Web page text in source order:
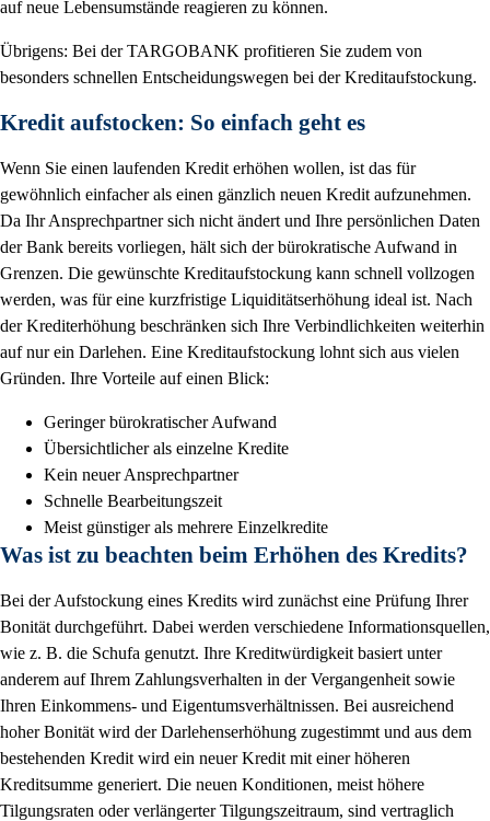
auf neue Lebensumstände reagieren zu können.
Übrigens: Bei der TARGOBANK profitieren Sie zudem von
besonders schnellen Entscheidungswegen bei der Kreditaufstockung.
Kredit aufstocken: So einfach geht es
Wenn Sie einen laufenden Kredit erhöhen wollen, ist das für
gewöhnlich einfacher als einen gänzlich neuen Kredit aufzunehmen.
Da Ihr Ansprechpartner sich nicht ändert und Ihre persönlichen Daten
der Bank bereits vorliegen, hält sich der bürokratische Aufwand in
Grenzen. Die gewünschte Kreditaufstockung kann schnell vollzogen
werden, was für eine kurzfristige Liquiditätserhöhung ideal ist. Nach
der Krediterhöhung beschränken sich Ihre Verbindlichkeiten weiterhin
auf nur ein Darlehen. Eine Kreditaufstockung lohnt sich aus vielen
Gründen. Ihre Vorteile auf einen Blick:
Geringer bürokratischer Aufwand
Übersichtlicher als einzelne Kredite
Kein neuer Ansprechpartner
Schnelle Bearbeitungszeit
Meist günstiger als mehrere Einzelkredite
Was ist zu beachten beim Erhöhen des Kredits?
Bei der Aufstockung eines Kredits wird zunächst eine Prüfung Ihrer
Bonität durchgeführt. Dabei werden verschiedene Informationsquellen,
wie z. B. die Schufa genutzt. Ihre Kreditwürdigkeit basiert unter
anderem auf Ihrem Zahlungsverhalten in der Vergangenheit sowie
Ihren Einkommens- und Eigentumsverhältnissen. Bei ausreichend
hoher Bonität wird der Darlehenserhöhung zugestimmt und aus dem
bestehenden Kredit wird ein neuer Kredit mit einer höheren
Kreditsumme generiert. Die neuen Konditionen, meist höhere
Tilgungsraten oder verlängerter Tilgungszeitraum, sind vertraglich